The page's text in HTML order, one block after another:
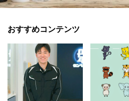
おすすめコンテンツ